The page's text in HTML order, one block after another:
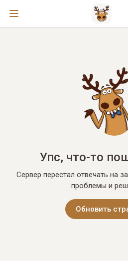
Упс, что-то
Сервер перестал отвечать на
проблемы и
Обновить